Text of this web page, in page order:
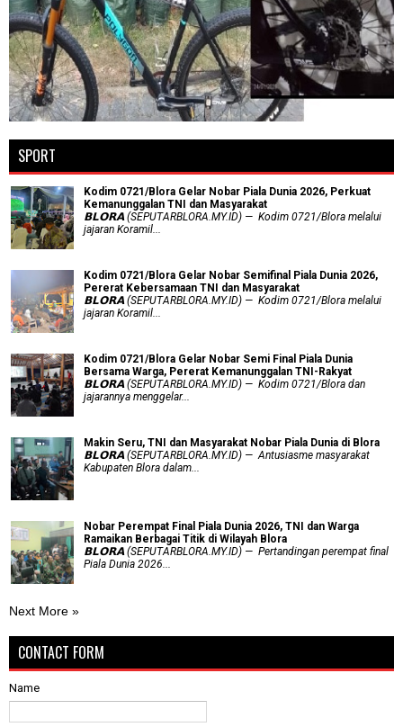
SPORT
Kodim 0721/Blora Gelar Nobar Piala Dunia 2026, Perkuat
Kemanunggalan TNI dan Masyarakat
𝗕𝗟𝗢𝗥𝗔 (SEPUTARBLORA.MY.ID) — Kodim 0721/Blora melalui
jajaran Koramil...
Kodim 0721/Blora Gelar Nobar Semifinal Piala Dunia 2026,
Pererat Kebersamaan TNI dan Masyarakat
𝗕𝗟𝗢𝗥𝗔 (SEPUTARBLORA.MY.ID) — Kodim 0721/Blora melalui
jajaran Koramil...
Kodim 0721/Blora Gelar Nobar Semi Final Piala Dunia
Bersama Warga, Pererat Kemanunggalan TNI-Rakyat
𝗕𝗟𝗢𝗥𝗔 (SEPUTARBLORA.MY.ID) — Kodim 0721/Blora dan
jajarannya menggelar...
Makin Seru, TNI dan Masyarakat Nobar Piala Dunia di Blora
𝗕𝗟𝗢𝗥𝗔 (SEPUTARBLORA.MY.ID) — Antusiasme masyarakat
Kabupaten Blora dalam...
Nobar Perempat Final Piala Dunia 2026, TNI dan Warga
Ramaikan Berbagai Titik di Wilayah Blora
𝗕𝗟𝗢𝗥𝗔 (SEPUTARBLORA.MY.ID) — Pertandingan perempat final
Piala Dunia 2026...
Next More »
CONTACT FORM
Name